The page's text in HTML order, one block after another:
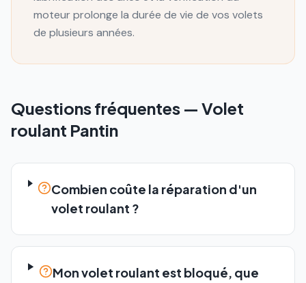
moteur prolonge la durée de vie de vos volets
de plusieurs années.
Questions fréquentes — Volet
roulant Pantin
Combien coûte la réparation d'un
volet roulant ?
Mon volet roulant est bloqué, que